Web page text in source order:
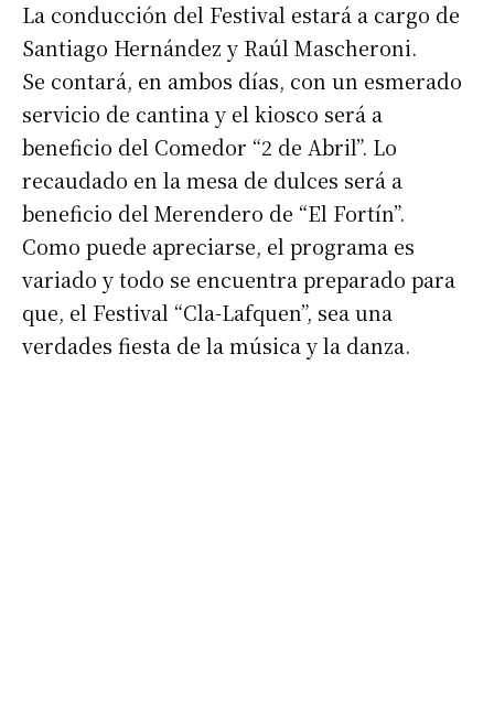
Dirección de correo electrónico*
Nombre
Número de teléfono
La conducción del Festival estará a cargo de
Santiago Hernández y Raúl Mascheroni.
Se contará, en ambos días, con un esmerado
servicio de cantina y el kiosco será a
beneficio del Comedor “2 de Abril”. Lo
recaudado en la mesa de dulces será a
beneficio del Merendero de “El Fortín”.
Como puede apreciarse, el programa es
variado y todo se encuentra preparado para
que, el Festival “Cla-Lafquen”, sea una
verdades fiesta de la música y la danza.